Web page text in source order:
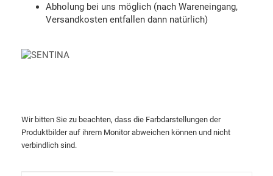
Abholung bei uns möglich (nach Wareneingang,
Versandkosten entfallen dann natürlich)
Wir bitten Sie zu beachten, dass die Farbdarstellungen der
Produktbilder auf ihrem Monitor abweichen können und nicht
verbindlich sind.